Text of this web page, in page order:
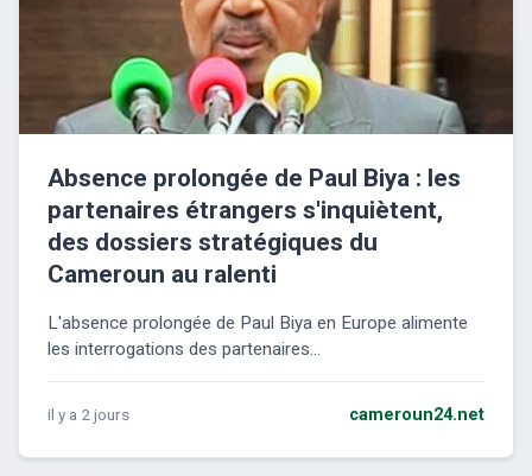
Absence prolongée de Paul Biya : les
partenaires étrangers s'inquiètent,
des dossiers stratégiques du
Cameroun au ralenti
L'absence prolongée de Paul Biya en Europe alimente
les interrogations des partenaires...
il y a 2 jours cameroun24.net